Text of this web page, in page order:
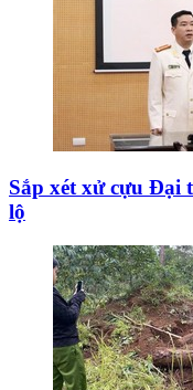
Sắp xét xử cựu Đại
lộ